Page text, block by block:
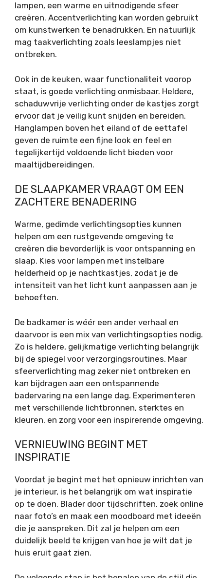
lampen, een warme en uitnodigende sfeer
creëren. Accentverlichting kan worden gebruikt
om kunstwerken te benadrukken. En natuurlijk
mag taakverlichting zoals leeslampjes niet
ontbreken.
Ook in de keuken, waar functionaliteit voorop
staat, is goede verlichting onmisbaar. Heldere,
schaduwvrije verlichting onder de kastjes zorgt
ervoor dat je veilig kunt snijden en bereiden.
Hanglampen boven het eiland of de eettafel
geven de ruimte een fijne look en feel en
tegelijkertijd voldoende licht bieden voor
maaltijdbereidingen.
DE SLAAPKAMER VRAAGT OM EEN
ZACHTERE BENADERING
Warme, gedimde verlichtingsopties kunnen
helpen om een rustgevende omgeving te
creëren die bevorderlijk is voor ontspanning en
slaap. Kies voor lampen met instelbare
helderheid op je nachtkastjes, zodat je de
intensiteit van het licht kunt aanpassen aan je
behoeften.
De badkamer is wéér een ander verhaal en
daarvoor is een mix van verlichtingsopties nodig.
Zo is heldere, gelijkmatige verlichting belangrijk
bij de spiegel voor verzorgingsroutines. Maar
sfeerverlichting mag zeker niet ontbreken en
kan bijdragen aan een ontspannende
badervaring na een lange dag. Experimenteren
met verschillende lichtbronnen, sterktes en
kleuren, en zorg voor een inspirerende omgeving.
VERNIEUWING BEGINT MET
INSPIRATIE
Voordat je begint met het opnieuw inrichten van
je interieur, is het belangrijk om wat inspiratie
op te doen. Blader door tijdschriften, zoek online
naar foto’s en maak een moodboard met ideeën
die je aanspreken. Dit zal je helpen om een
duidelijk beeld te krijgen van hoe je wilt dat je
huis eruit gaat zien.